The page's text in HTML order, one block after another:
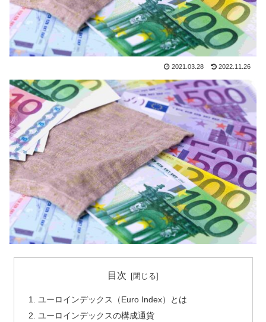
2021.03.28 2022.11.26
目次
ユーロインデックス（Euro Index）とは
ユーロインデックスの構成通貨